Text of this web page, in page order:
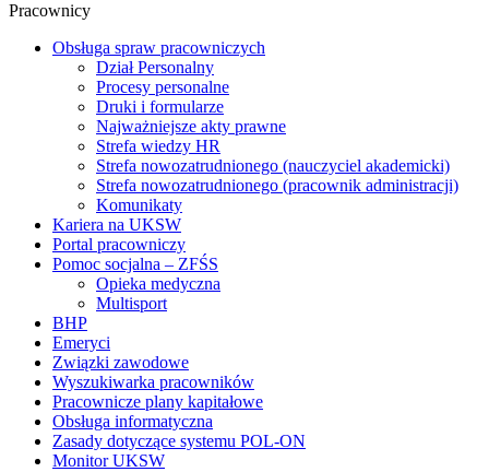
Pracownicy
Obsługa spraw pracowniczych
Dział Personalny
Procesy personalne
Druki i formularze
Najważniejsze akty prawne
Strefa wiedzy HR
Strefa nowozatrudnionego (nauczyciel akademicki)
Strefa nowozatrudnionego (pracownik administracji)
Komunikaty
Kariera na UKSW
Portal pracowniczy
Pomoc socjalna – ZFŚS
Opieka medyczna
Multisport
BHP
Emeryci
Związki zawodowe
Wyszukiwarka pracowników
Pracownicze plany kapitałowe
Obsługa informatyczna
Zasady dotyczące systemu POL-ON
Monitor UKSW